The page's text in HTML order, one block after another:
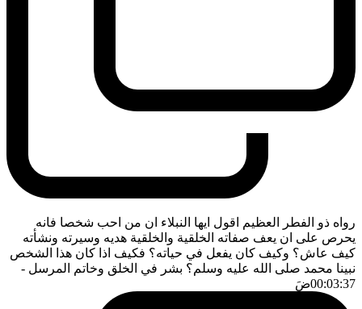
رواه ذو الفطر العظيم اقول ايها النبلاء ان من احب شخصا فانه
يحرص على ان يعف صفاته الخلقية والخلقية هديه وسيرته ونشأته
كيف عاش؟ وكيف كان يفعل في حياته؟ فكيف اذا كان هذا الشخص
نبينا محمد صلى الله عليه وسلم؟ بشر في الخلق وخاتم المرسل -
00:03:37ضَ